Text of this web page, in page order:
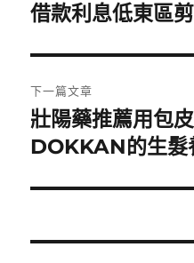
導
覽
一
文
章:
借款利息低東區
下一篇文章
下
一
文
壯陽藥推薦用包
DOKKAN的生髮